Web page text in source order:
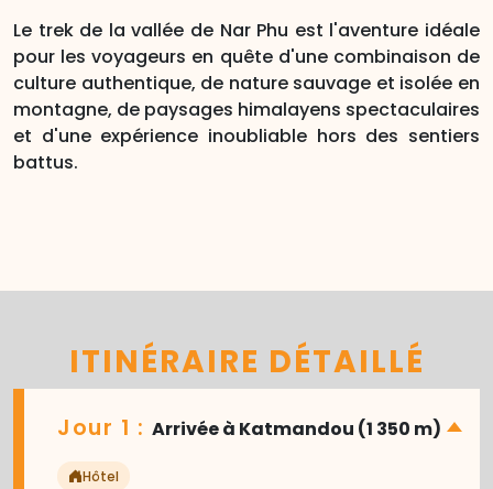
Le trek de la vallée de Nar Phu est l'aventure idéale
pour les voyageurs en quête d'une combinaison de
culture authentique, de nature sauvage et isolée en
montagne, de paysages himalayens spectaculaires
et d'une expérience inoubliable hors des sentiers
battus.
ITINÉRAIRE DÉTAILLÉ
Jour 1 : Arrivée à Katmandou (1 350 m)
Hôtel